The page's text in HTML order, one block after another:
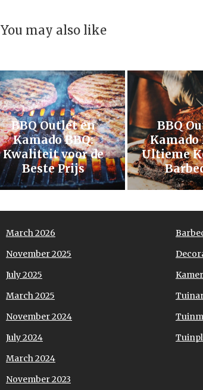
You may also like
BBQ Outlet en
Kamado BBQ:
Kwaliteit voor de
Beste Prijs
BBQ
Kamado
Ultieme
March 2026
November 2025
July 2025
March 2025
November 2024
July 2024
March 2024
November 2023